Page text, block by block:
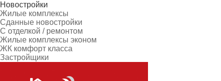
Новостройки
Жилые комплексы
Сданные новостройки
С отделкой / ремонтом
Жилые комплексы эконом
ЖК комфорт класса
Застройщики